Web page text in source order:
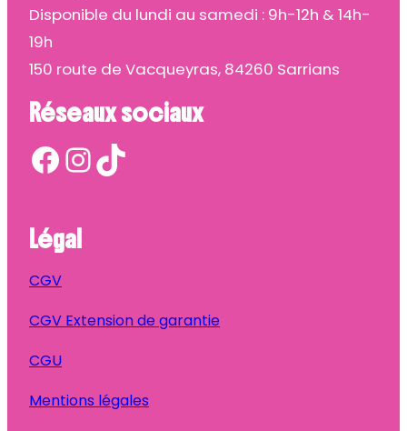
Disponible du lundi au samedi : 9h-12h & 14h-
19h
150 route de Vacqueyras, 84260 Sarrians
Réseaux sociaux
Facebook InstagramTikTok
Légal
CGV
CGV Extension de garantie
CGU
Mentions légales